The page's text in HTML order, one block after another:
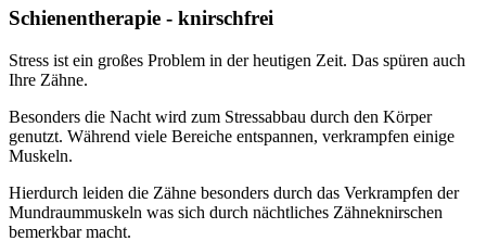
Schienentherapie - knirschfrei
Stress ist ein großes Problem in der heutigen Zeit. Das spüren auch
Ihre Zähne.
Besonders die Nacht wird zum Stressabbau durch den Körper
genutzt. Während viele Bereiche entspannen, verkrampfen einige
Muskeln.
Hierdurch leiden die Zähne besonders durch das Verkrampfen der
Mundraummuskeln was sich durch nächtliches Zähneknirschen
bemerkbar macht.